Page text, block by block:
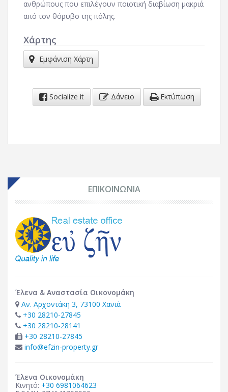
ανθρώπους που επιλέγουν ποιοτική διαβίωση μακριά
από τον θόρυβο της πόλης.
Χάρτης
Εμφάνιση Χάρτη
Socialize it Δάνειο Εκτύπωση
ΕΠΙΚΟΙΝΩΝΙΑ
Έλενα & Αναστασία Οικονομάκη
Αν. Αρχοντάκη 3, 73100 Χανιά
+30 28210-27845
+30 28210-28141
+30 28210-27845
info@efzin-property.gr
Έλενα Οικονομάκη
Κινητό: +30 6981064623